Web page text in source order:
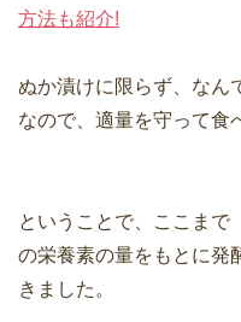
方法も紹介!
ぬか漬けに限らず、なん
なので、適量を守って食
ということで、ここまで
の栄養素の量をもとに発
きました。